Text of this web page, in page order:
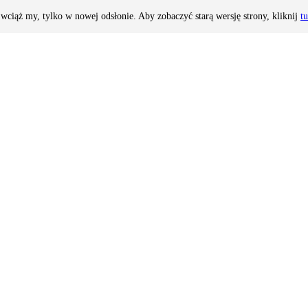
my, tylko w nowej odsłonie. Aby zobaczyć starą wersję strony, kliknij
i kilkoma saunami
hotelu
- 600 m
2 windy, zarezerwowane miejsce parkingowe, garaż, hotelowy